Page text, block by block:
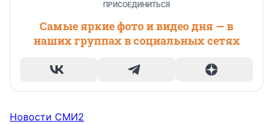
ПРИСОЕДИНИТЬСЯ
Самые яркие фото и видео дня — в
наших группах в социальных сетях
Новости СМИ2